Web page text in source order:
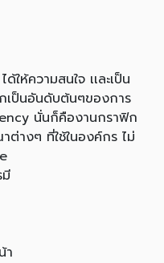
ห้ความสนใจ เเละเป็น
เป็นอันดับต้นๆของการ
นั่นก็คืองานกราฟิก
างๆ ที่ใช้ในองค์กร ไม่
า